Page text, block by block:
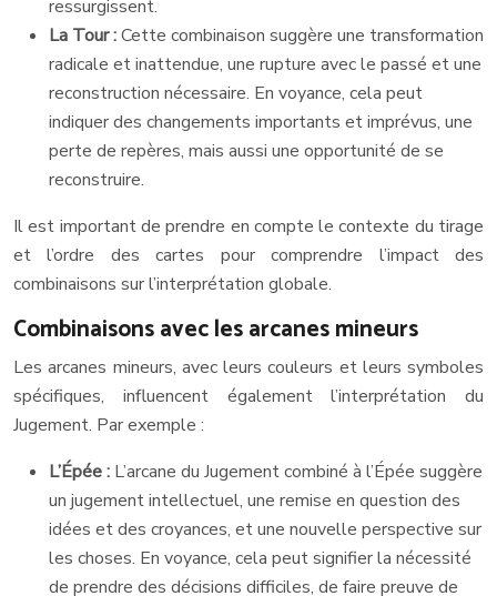
ressurgissent.
La Tour :Cette combinaison suggère une transformation
radicale et inattendue, une rupture avec le passé et une
reconstruction nécessaire. En voyance, cela peut
indiquer des changements importants et imprévus, une
perte de repères, mais aussi une opportunité de se
reconstruire.
Il est important de prendre en compte le contexte du tirage
et l’ordre des cartes pour comprendre l’impact des
combinaisons sur l’interprétation globale.
Combinaisons avec les arcanes mineurs
Les arcanes mineurs, avec leurs couleurs et leurs symboles
spécifiques, influencent également l’interprétation du
Jugement. Par exemple :
L’Épée : L’arcane du Jugement combiné à l’Épée suggère
un jugement intellectuel, une remise en question des
idées et des croyances, et une nouvelle perspective sur
les choses. En voyance, cela peut signifier la nécessité
de prendre des décisions difficiles, de faire preuve de